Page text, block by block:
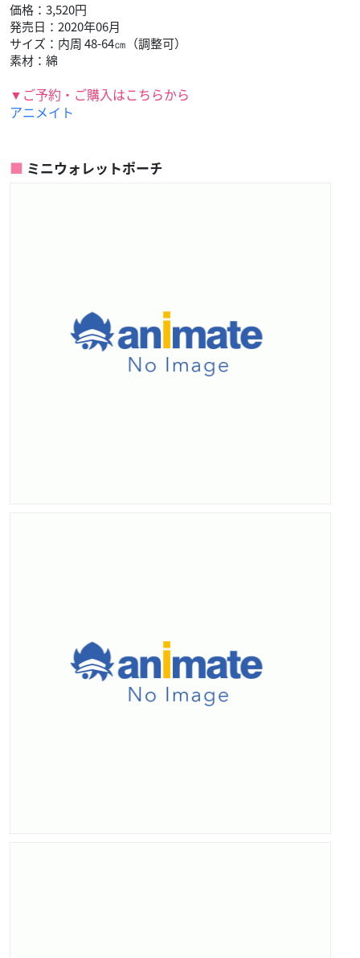
価格：3,520円
発売日：2020年06月
サイズ：内周 48-64㎝（調整可）
素材：綿
▼ご予約・ご購入はこちらから
アニメイト
ミニウォレットポーチ